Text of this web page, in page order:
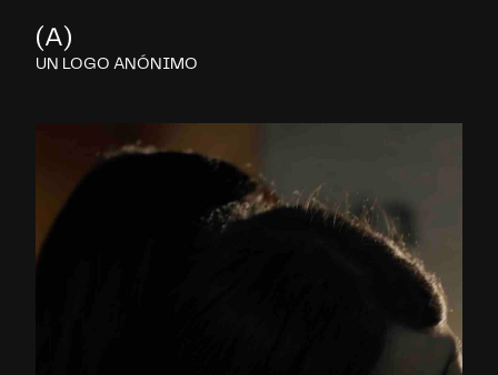
(A)
UN LOGO ANÓNIMO